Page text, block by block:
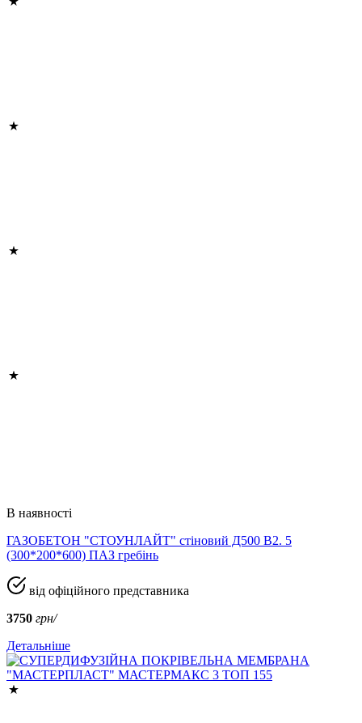
В наявності
ГАЗОБЕТОН "СТОУНЛАЙТ" стіновий Д500 В2. 5
(300*200*600) ПАЗ гребінь
від офіційного представника
3750 грн/
Детальніше